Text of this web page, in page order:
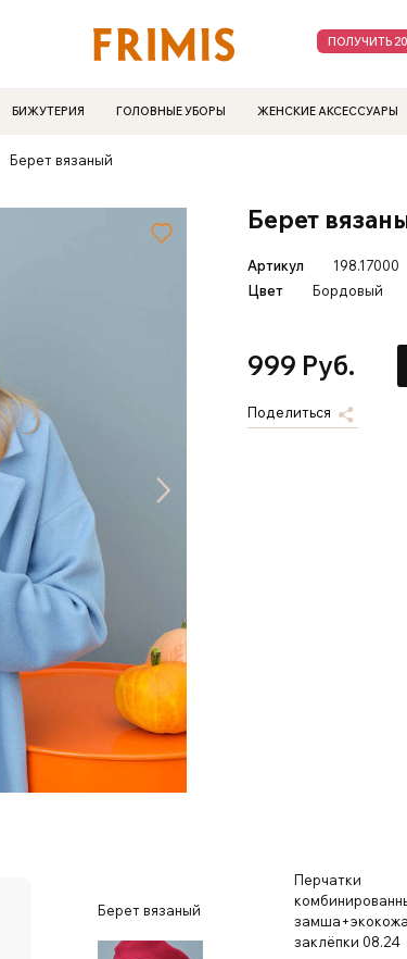
ПОЛУЧИТЬ
БИЖУТЕРИЯ ГОЛОВНЫЕ УБОРЫ ЖЕНСКИЕ АКСЕССУАРЫ
Берет вязаный
Берет
Артикул
198.17000
Цвет
Бордовый
999 Руб.
Поделиться
Берет вязаный
Перчатки
заклёпки 08.24